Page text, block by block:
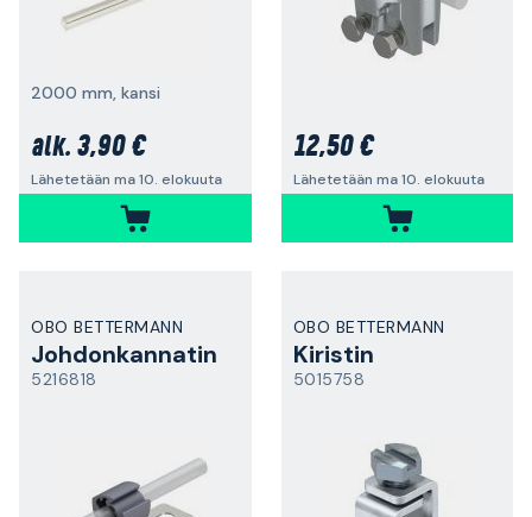
2000 mm, kansi
alk. 3,90 €
Lähetetään ma 10. elokuuta
12,50 €
Lähetetään ma 10. elokuuta
OBO BETTERMANN
Johdonkannatin
5216818
OBO BETTERMANN
Kiristin
5015758